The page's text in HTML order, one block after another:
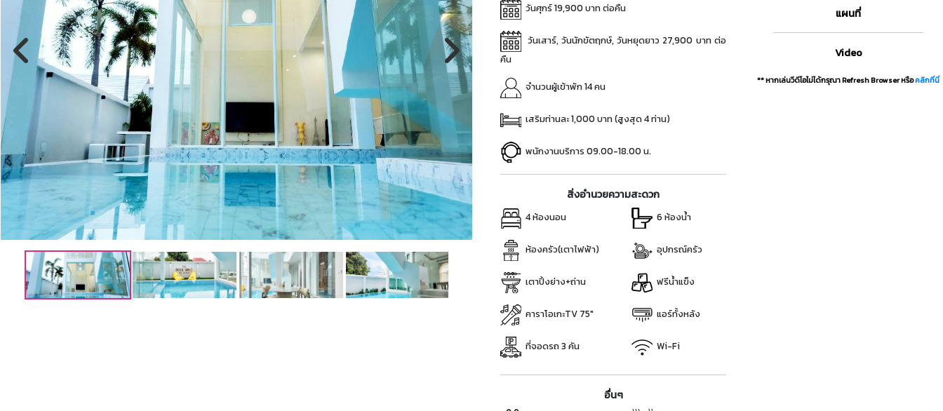
วันศุกร์ 19,900 บาท ต่อคืน
วันเสาร์, วันนักขัตฤกษ์, วันหยุดยาว 27,900 บาท ต่อ
คืน
จำนวนผู้เข้าพัก 14 คน
เสริมท่านละ 1,000 บาท (สูงสุด 4 ท่าน)
พนักงานบริการ 09.00-18.00 น.
สิ่งอำนวยความสะดวก
4 ห้องนอน 6 ห้องน้ำ
ห้องครัว(เตาไฟฟ้า) อุปกรณ์ครัว
เตาปิ้งย่าง+ถ่าน ฟรีน้ำแข็ง
คาราโอเกะTV 75" แอร์ทั้งหลัง
ที่จอดรถ 3 คัน Wi-Fi
อื่นๆ
แผนที่
Video
** หากเล่นวีดีโอไม่ได้กรุณา Refresh Browser หรือคลิกที่นี่